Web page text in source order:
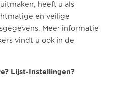
heeft u als
en veilige
Meer informatie
vindt u ook in de
Lijst-Instellingen?